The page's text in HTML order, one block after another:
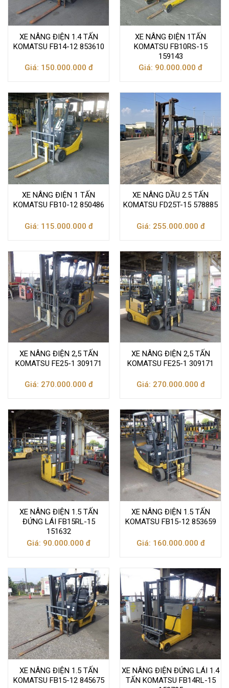
XE NÂNG ĐIỆN 1.4 TẤN
KOMATSU FB14-12 853610
Giá: 150.000.000 đ
XE NÂNG ĐIỆN 1TẤN
KOMATSU FB10RS-15
159143
Giá: 90.000.000 đ
XE NÂNG ĐIỆN 1 TẤN
KOMATSU FB10-12 850486
Giá: 115.000.000 đ
XE NÂNG DẦU 2.5 TẤN
KOMATSU FD25T-15 578885
Giá: 255.000.000 đ
XE NÂNG ĐIỆN 2,5 TẤN
KOMATSU FE25-1 309171
Giá: 270.000.000 đ
XE NÂNG ĐIỆN 2,5 TẤN
KOMATSU FE25-1 309171
Giá: 270.000.000 đ
XE NÂNG ĐIỆN 1.5 TẤN
ĐỨNG LÁI FB15RL-15
151632
Giá: 90.000.000 đ
XE NÂNG ĐIỆN 1.5 TẤN
KOMATSU FB15-12 853659
Giá: 160.000.000 đ
XE NÂNG ĐIỆN 1.5 TẤN
KOMATSU FB15-12 845675
XE NÂNG ĐIỆN ĐỨNG LÁI 1.4
TẤN KOMATSU FB14RL-15